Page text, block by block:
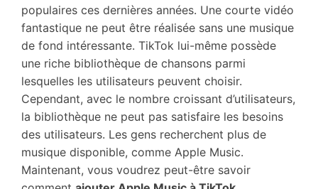
populaires ces dernières années. Une courte vidéo
fantastique ne peut être réalisée sans une musique
de fond intéressante. TikTok lui-même possède
une riche bibliothèque de chansons parmi
lesquelles les utilisateurs peuvent choisir.
Cependant, avec le nombre croissant d’utilisateurs,
la bibliothèque ne peut pas satisfaire les besoins
des utilisateurs. Les gens recherchent plus de
musique disponible, comme Apple Music.
Maintenant, vous voudrez peut-être savoir